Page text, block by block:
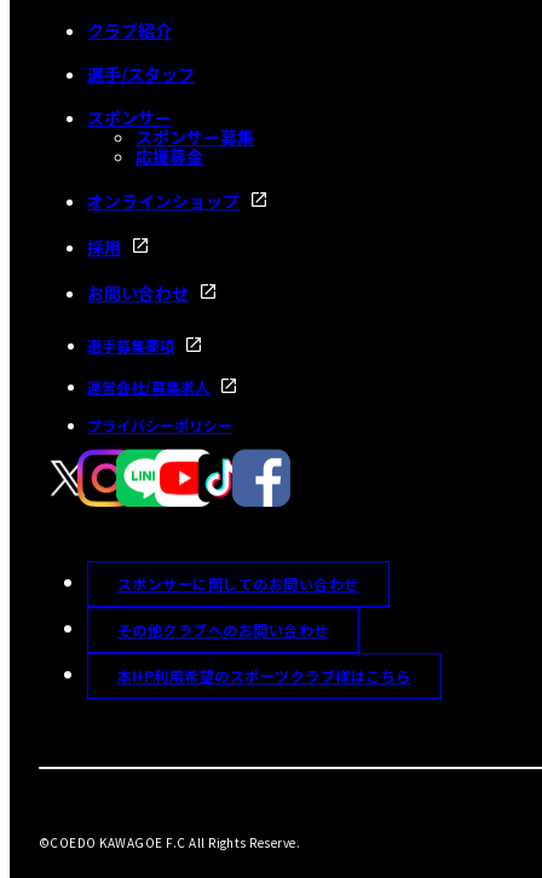
クラブ紹介
選手/スタッフ
スポンサー
スポンサー募集
応援募金
オンラインショップ
採用
お問い合わせ
選手募集要項
運営会社/募集求人
プライバシーポリシー
スポンサーに関してのお問い合わせ
その他クラブへのお問い合わせ
本HP利用希望のスポーツクラブ様はこちら
©COEDO KAWAGOE F.C All Rights Reserve.